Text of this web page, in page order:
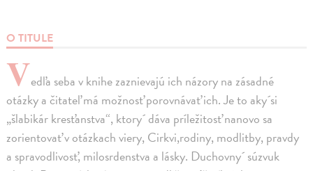
O TITULE
Vedľa seba v knihe zaznievajú ich názory na zásadné
otázky a čitateľ má možnosť porovnávať ich. Je to aky´si
„šlabikár kresťanstva“, ktory´ dáva príležitosť nanovo sa
zorientovať v otázkach viery, Cirkvi,rodiny, modlitby, pravdy
a spravodlivosť, milosrdenstva a lásky. Duchovny´ súzvuk